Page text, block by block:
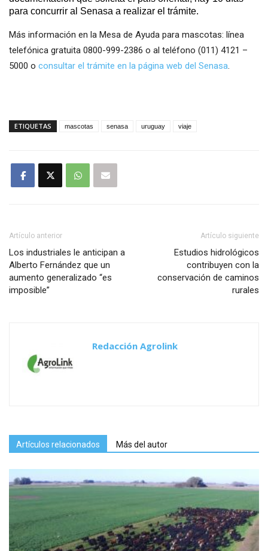
para concurrir al Senasa a realizar el trámite.
Más información en la Mesa de Ayuda para mascotas: línea
telefónica gratuita 0800-999-2386 o al teléfono (011) 4121 –
5000 o consultar el trámite en la página web del Senasa.
ETIQUETAS mascotas senasa uruguay viaje
Artículo anterior
Los industriales le anticipan a
Alberto Fernández que un
aumento generalizado “es
imposible”
Artículo siguiente
Estudios hidrológicos
contribuyen con la
conservación de caminos
rurales
Redacción Agrolink
Artículos relacionados Más del autor